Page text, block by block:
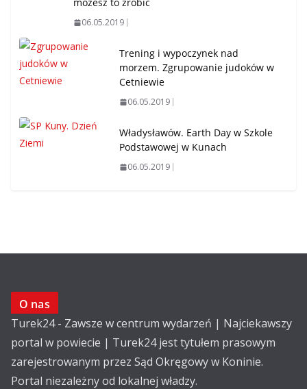
06.05.2019
Trening i wypoczynek nad
morzem. Zgrupowanie judoków w
Cetniewie
06.05.2019
Władysławów. Earth Day w Szkole
Podstawowej w Kunach
06.05.2019
O nas
Turek24 - Zawsze w centrum wydarzeń | Najciekawszy
portal w powiecie | Turek24 jest tytułem prasowym
zarejestrowanym przez Sąd Okręgowy w Koninie.
Portal niezależny od lokalnej władzy.